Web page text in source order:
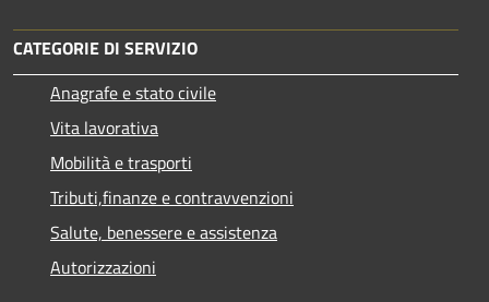
CATEGORIE DI SERVIZIO
Anagrafe e stato civile
Vita lavorativa
Mobilità e trasporti
Tributi,finanze e contravvenzioni
Salute, benessere e assistenza
Autorizzazioni